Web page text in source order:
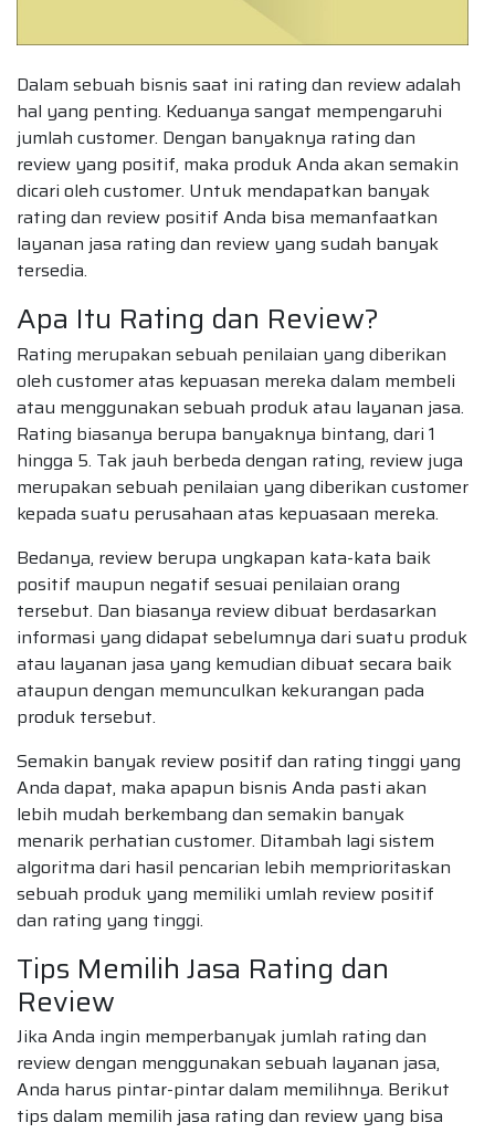
Dalam sebuah bisnis saat ini rating dan review adalah
hal yang penting. Keduanya sangat mempengaruhi
jumlah customer. Dengan banyaknya rating dan
review yang positif, maka produk Anda akan semakin
dicari oleh customer. Untuk mendapatkan banyak
rating dan review positif Anda bisa memanfaatkan
layanan jasa rating dan review yang sudah banyak
tersedia.
Apa Itu Rating dan Review?
Rating merupakan sebuah penilaian yang diberikan
oleh customer atas kepuasan mereka dalam membeli
atau menggunakan sebuah produk atau layanan jasa.
Rating biasanya berupa banyaknya bintang, dari 1
hingga 5. Tak jauh berbeda dengan rating, review juga
merupakan sebuah penilaian yang diberikan customer
kepada suatu perusahaan atas kepuasaan mereka.
Bedanya, review berupa ungkapan kata-kata baik
positif maupun negatif sesuai penilaian orang
tersebut. Dan biasanya review dibuat berdasarkan
informasi yang didapat sebelumnya dari suatu produk
atau layanan jasa yang kemudian dibuat secara baik
ataupun dengan memunculkan kekurangan pada
produk tersebut.
Semakin banyak review positif dan rating tinggi yang
Anda dapat, maka apapun bisnis Anda pasti akan
lebih mudah berkembang dan semakin banyak
menarik perhatian customer. Ditambah lagi sistem
algoritma dari hasil pencarian lebih memprioritaskan
sebuah produk yang memiliki umlah review positif
dan rating yang tinggi.
Tips Memilih Jasa Rating dan
Review
Jika Anda ingin memperbanyak jumlah rating dan
review dengan menggunakan sebuah layanan jasa,
Anda harus pintar-pintar dalam memilihnya. Berikut
tips dalam memilih jasa rating dan review yang bisa